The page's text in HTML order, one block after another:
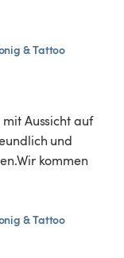
&Tattoo
Aussicht auf
und
kommen
&Tattoo